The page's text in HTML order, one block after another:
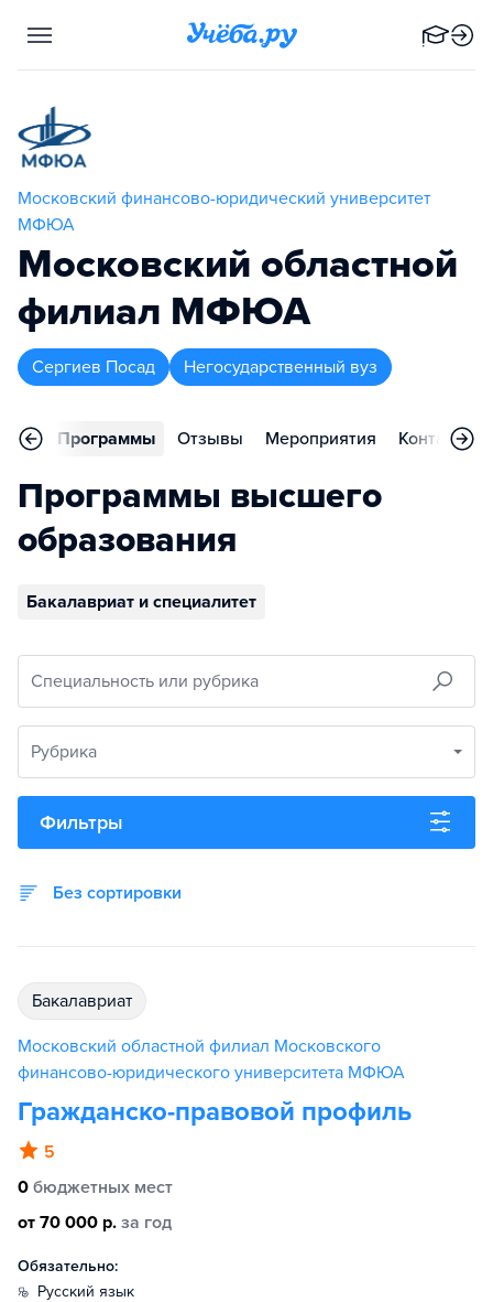
Московский финансово-юридический университет
МФЮА
Московский областной
филиал МФЮА
Сергиев Посад Негосударственный вуз
Программы Отзывы Мероприятия Контакты
Программы высшего
образования
Бакалавриат и специалитет
Специальность или рубрика
Рубрика
Фильтры
Без сортировки
бакалавриат
Московский областной филиал Московского
финансово-юридического университета МФЮА
Гражданско-правовой профиль
5
0 бюджетных мест
от 70 000 р. за год
Обязательно:
русский язык